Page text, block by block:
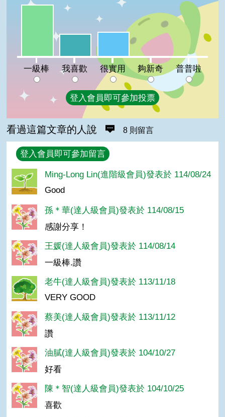
我喜歡:23% 很實用:25%
夠新奇:0%普普啦:0%
一級棒 我喜歡 很實用 夠新奇 普普啦
登入會員即可參加投票
看過這篇文章的人說 8 則留言
回覆
登入會員即可參加留言
Ming-Long Lin(進階級會員)發表於 114/08/24
Good
孫＊華(達人級會員)發表於 114/08/15
感謝分享！
王媛(達人級會員)發表於 114/08/14
一級棒.讚
老牛(達人級會員)發表於 113/11/18
VERY GOOD
蔡美(達人級會員)發表於 113/11/12
讚
油膩(達人級會員)發表於 104/10/27
好看
陳＊智(達人級會員)發表於 104/10/25
喜歡